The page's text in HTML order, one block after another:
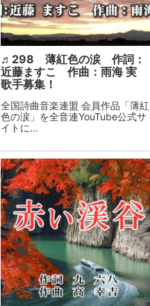
♬298 薄紅色の涙 作詞：
近藤ますこ 作曲：雨海 実
歌手募集！
全国詩曲音楽連盟 会員作品「薄紅
色の涙」を全音連YouTube公式サ
イトに...